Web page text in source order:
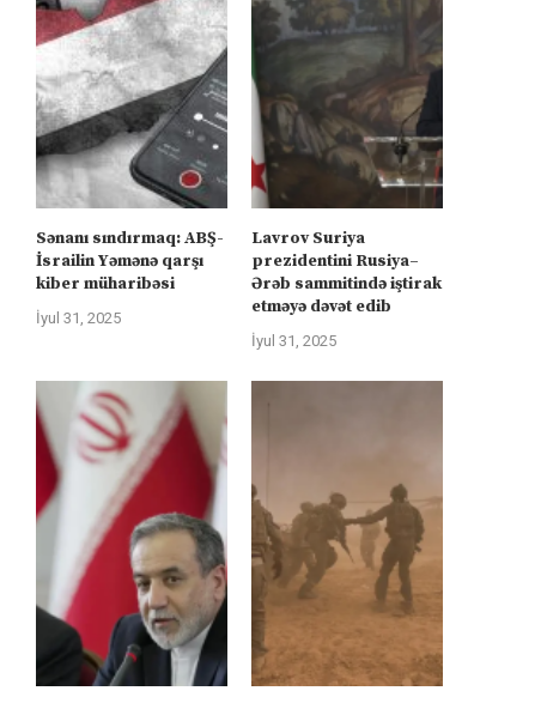
Sənanı sındırmaq: ABŞ-
İsrailin Yəmənə qarşı
kiber müharibəsi
İyul 31, 2025
Lavrov Suriya
prezidentini Rusiya–
Ərəb sammitində iştirak
etməyə dəvət edib
İyul 31, 2025